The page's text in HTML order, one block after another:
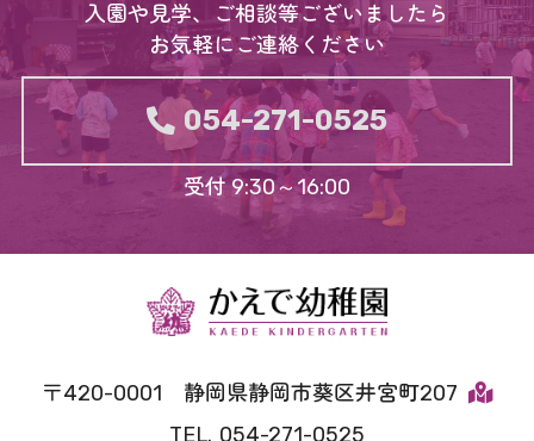
入園や見学、ご相談等ございましたら
お気軽にご連絡ください
054-271-0525
受付 9:30～16:00
420-0001
静岡県静岡市葵区井宮町207
054-271-0525